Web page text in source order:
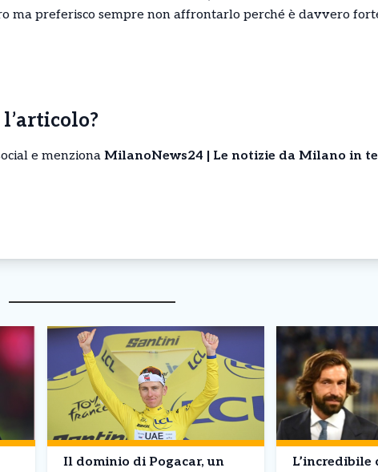
ma preferisco sempre non affrontarlo perché è davvero
e menziona MilanoNews24 | Le notizie da Milano in
Il dominio di Pogacar, un
L’incredibile